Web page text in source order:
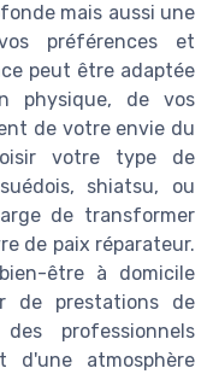
mais aussi une
préférences et
peut être adaptée
physique, de vos
de votre envie du
votre type de
shiatsu, ou
de transformer
de paix réparateur.
être à domicile
de prestations de
professionnels
d'une atmosphère